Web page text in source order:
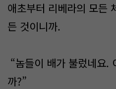
애초부터 리베라의 모든
든 것이니까.
“놈들이 배가 불렀네요.
까?”